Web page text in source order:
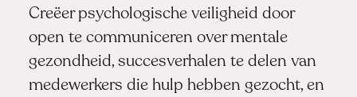
Creëer psychologische veiligheid door
open te communiceren over mentale
gezondheid, succesverhalen te delen van
medewerkers die hulp hebben gezocht, en